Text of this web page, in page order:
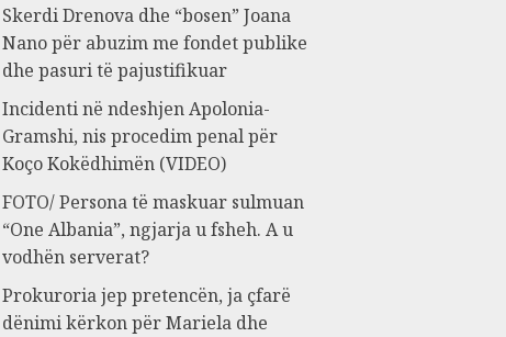
Skerdi Drenova dhe “bosen” Joana
Nano për abuzim me fondet publike
dhe pasuri të pajustifikuar
Incidenti në ndeshjen Apolonia-
Gramshi, nis procedim penal për
Koço Kokëdhimën (VIDEO)
FOTO/ Persona të maskuar sulmuan
“One Albania”, ngjarja u fsheh. A u
vodhën serverat?
Prokuroria jep pretencën, ja çfarë
dënimi kërkon për Mariela dhe